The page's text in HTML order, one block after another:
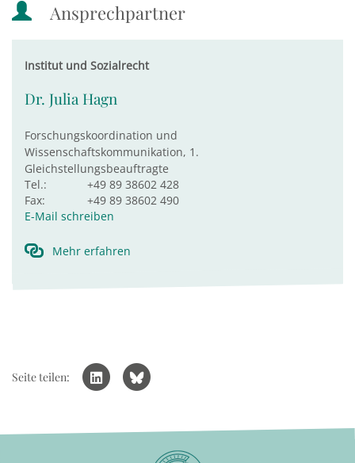
Ansprechpartner
Institut und Sozialrecht
Dr. Julia Hagn
Forschungskoordination und
Wissenschaftskommunikation, 1.
Gleichstellungsbeauftragte
Tel.:
+49 89 38602 428
Fax:
+49 89 38602 490
E-Mail schreiben
Mehr erfahren
Seite teilen: